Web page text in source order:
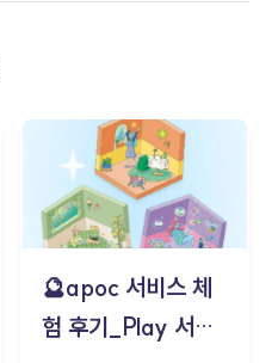
🔮apoc 서비스 체
험 후기_Play 서비